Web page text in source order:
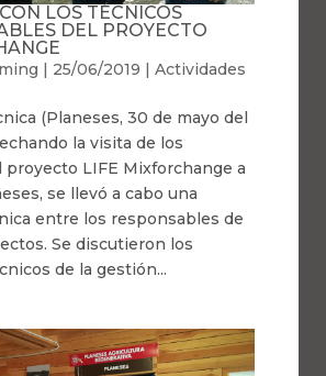
LOS TÉCNICOS
DEL PROYECTO
| 25/06/2019 | Actividades
(Planeses, 30 de mayo del
la visita de los
proyecto LIFE Mixforchange a
se llevó a cabo una
entre los responsables de
Se discutieron los
de la gestión...